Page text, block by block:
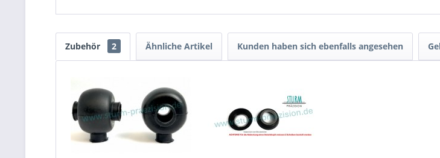
Zubehör 2 Ähnliche Artikel Kunden haben sich ebenfalls angesehen